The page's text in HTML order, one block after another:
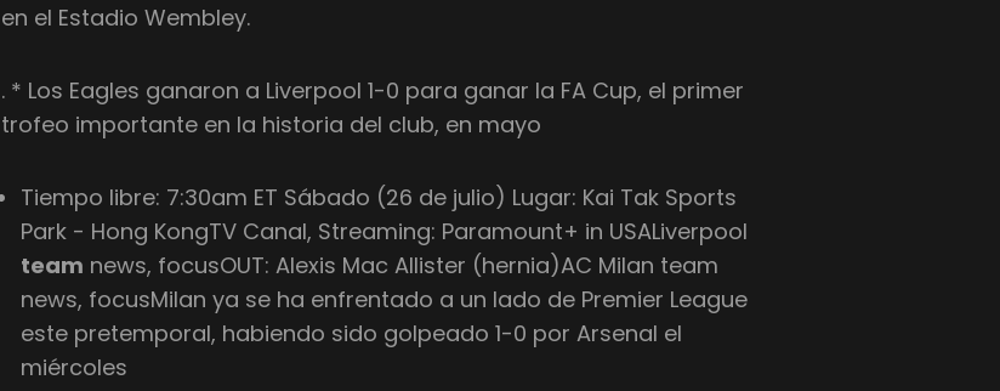
en el Estadio Wembley.
. * Los Eagles ganaron a Liverpool 1-0 para ganar la FA Cup, el primer
trofeo importante en la historia del club, en mayo
Tiempo libre: 7:30am ET Sábado (26 de julio) Lugar: Kai Tak Sports
Park - Hong KongTV Canal, Streaming: Paramount+ in USALiverpool
team news, focusOUT: Alexis Mac Allister (hernia)AC Milan team
news, focusMilan ya se ha enfrentado a un lado de Premier League
este pretemporal, habiendo sido golpeado 1-0 por Arsenal el
miércoles